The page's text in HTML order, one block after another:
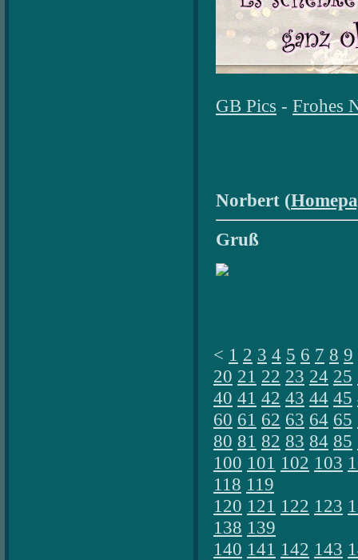
GB Pics - Frohes
Norbert (
Gruß
< 1 2 3 4 5 6 7 8 9
20 21 22 23 24 25
40 41 42 43 44 45
60 61 62 63 64 65
80 81 82 83 84 85
100 101 102 103
118 119
120 121 122 123
138 139
140 141 142 143